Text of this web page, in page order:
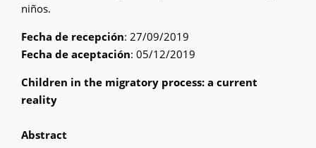
niños.
Fecha de recepción: 27/09/2019
Fecha de aceptación: 05/12/2019
Children in the migratory process: a current
reality
Abstract